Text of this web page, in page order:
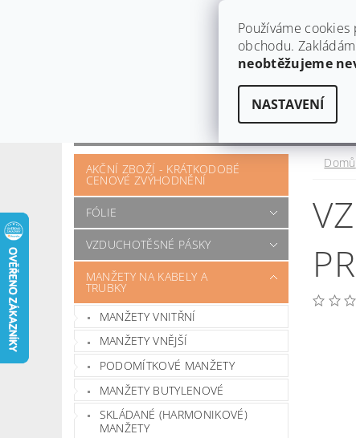
OBCHODNÍ PODMÍNKY
OTÁZKY A POŽADAVKY
AKČNÍ ZBOŽÍ - KRÁTKODOBÉ
CENOVÉ ZVÝHODNĚNÍ
FÓLIE
VZDUCHOTĚSNÉ PÁSKY
MANŽETY NA KABELY A
TRUBKY
MANŽETY VNITŘNÍ
MANŽETY VNĚJŠÍ
PODOMÍTKOVÉ MANŽETY
MANŽETY BUTYLENOVÉ
SKLÁDANÉ (HARMONIKOVÉ)
MANŽETY
Domů
Používáme
obchodu.
neobtěžujeme
NASTAVENÍ